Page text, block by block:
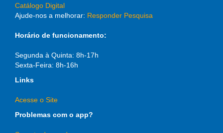
Catálogo Digital
Ajude-nos a melhorar: Responder Pesquisa
Horário de funcionamento:
Segunda à Quinta: 8h-17h
Sexta-Feira: 8h-16h
Links
Acesse o Site
Problemas com o app?